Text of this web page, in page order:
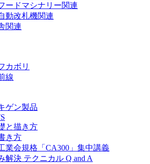
ードマシナリー関連
動改札機関連
関連
カボリ
線
ゲン製品
と描き方
き方
業会規格「CA300」集中講義
解決 テクニカル Q and A